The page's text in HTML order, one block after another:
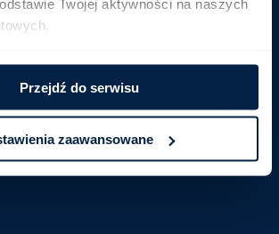
Twojej aktywności na naszych
Przejdź do serwisu
zaawansowane